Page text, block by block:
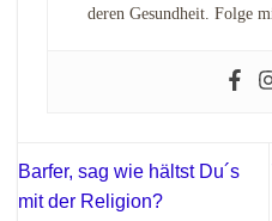
deren Gesundheit. Folge
Barfer, sag wie hältst Du´s
mit der Religion?